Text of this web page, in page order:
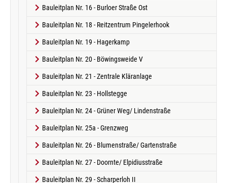
Bauleitplan Nr. 16 - Burloer Straße Ost
Bauleitplan Nr. 18 - Reitzentrum Pingelerhook
Bauleitplan Nr. 19 - Hagerkamp
Bauleitplan Nr. 20 - Böwingsweide V
Bauleitplan Nr. 21 - Zentrale Kläranlage
Bauleitplan Nr. 23 - Hollstegge
Bauleitplan Nr. 24 - Grüner Weg/ Lindenstraße
Bauleitplan Nr. 25a - Grenzweg
Bauleitplan Nr. 26 - Blumenstraße/ Gartenstraße
Bauleitplan Nr. 27 - Doornte/ Elpidiusstraße
Bauleitplan Nr. 29 - Scharperloh II